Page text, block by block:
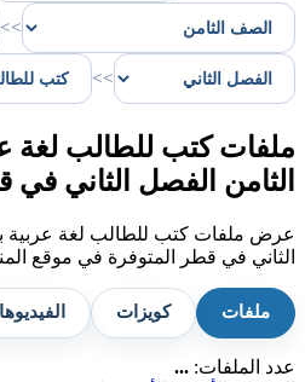
>>
>>
ملفات كتب للطالب
الثامن الفصل الثاني في
عرض ملفات كتب للطالب لغة
الثاني في قطر المتوفرة في موقع
ملفات كويزات
عدد الملفات: ...